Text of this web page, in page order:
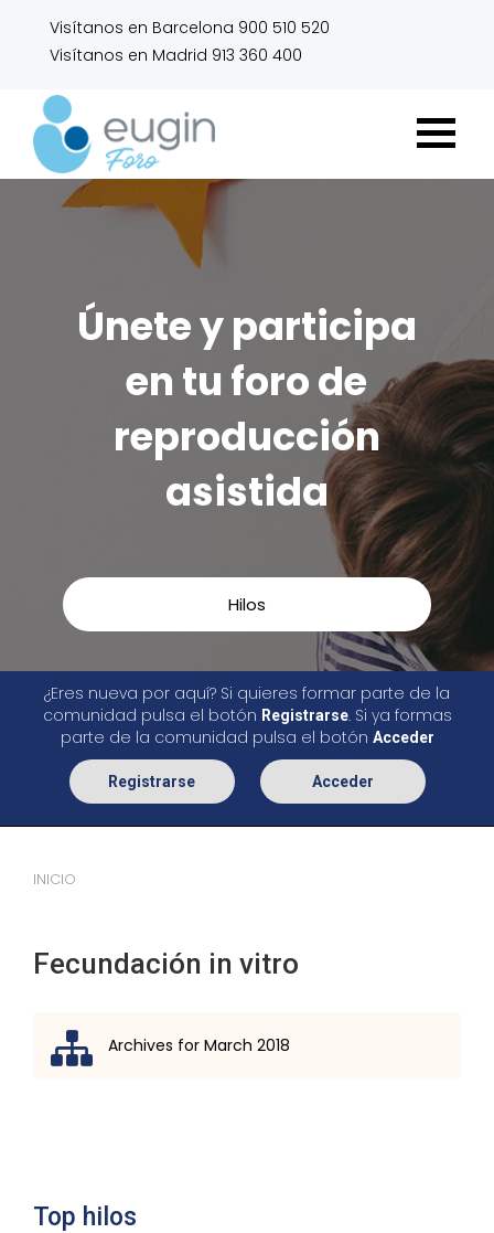
Visítanos en Barcelona 900 510 520
Visítanos en Madrid 913 360 400
Únete y participa
en tu foro de
reproducción
asistida
Hilos
¿Eres nueva por aquí? Si quieres formar parte de la
comunidad pulsa el botón Registrarse. Si ya formas
parte de la comunidad pulsa el botón Acceder
Registrarse Acceder
INICIO
Fecundación in vitro
Archives for March 2018
Top hilos